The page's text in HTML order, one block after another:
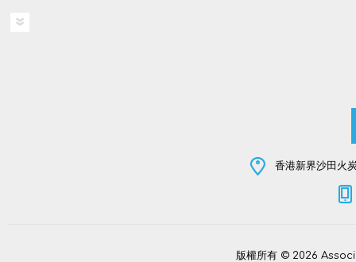
香港新界沙田火
版權所有 © 2026